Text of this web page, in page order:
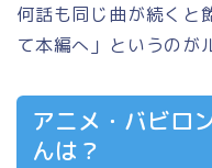
何話も同じ曲が続くと
て本編へ」というのが
アニメ・バビロ
んは？